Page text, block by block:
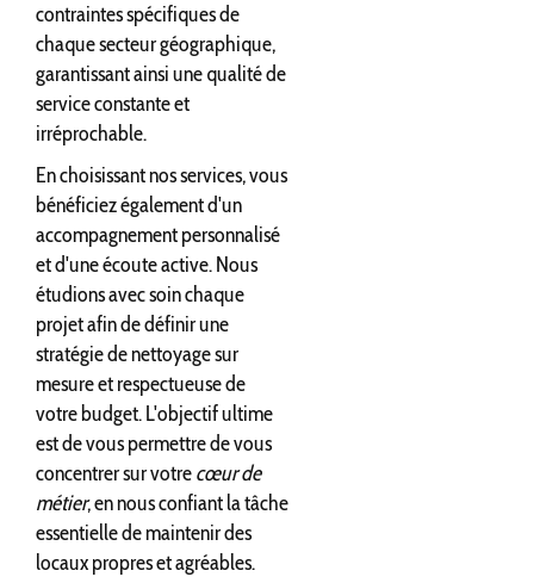
contraintes spécifiques de
chaque secteur géographique,
garantissant ainsi une qualité de
service constante et
irréprochable.
En choisissant nos services, vous
bénéficiez également d'un
accompagnement personnalisé
et d'une écoute active. Nous
étudions avec soin chaque
projet afin de définir une
stratégie de nettoyage sur
mesure et respectueuse de
votre budget. L'objectif ultime
est de vous permettre de vous
concentrer sur votrecœur de
métier, en nous confiant la tâche
essentielle de maintenir des
locaux propres et agréables.